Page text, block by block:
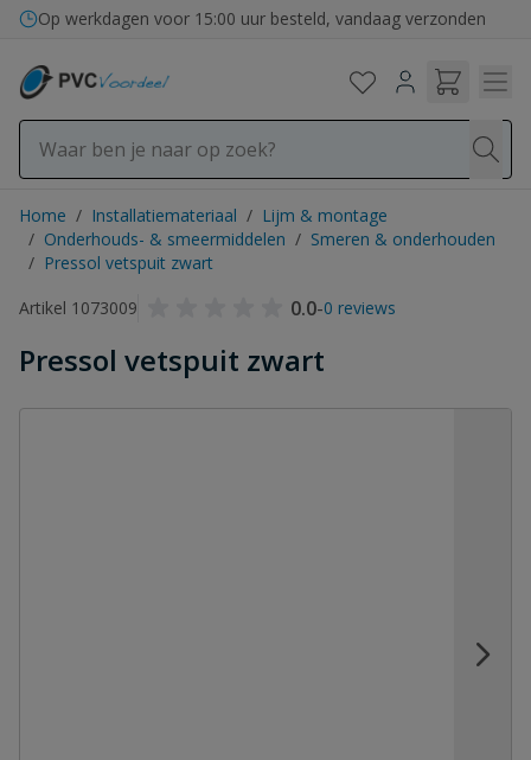
Ga naar de inhoud
Op werkdagen voor 15:00 uur besteld, vandaag verzonden
Home / Installatiemateriaal / Lijm & montage
/ Onderhouds- & smeermiddelen / Smeren & onderhouden
/ Pressol vetspuit zwart
Artikel 1073009
0.0-0 reviews
Pressol vetspuit zwart